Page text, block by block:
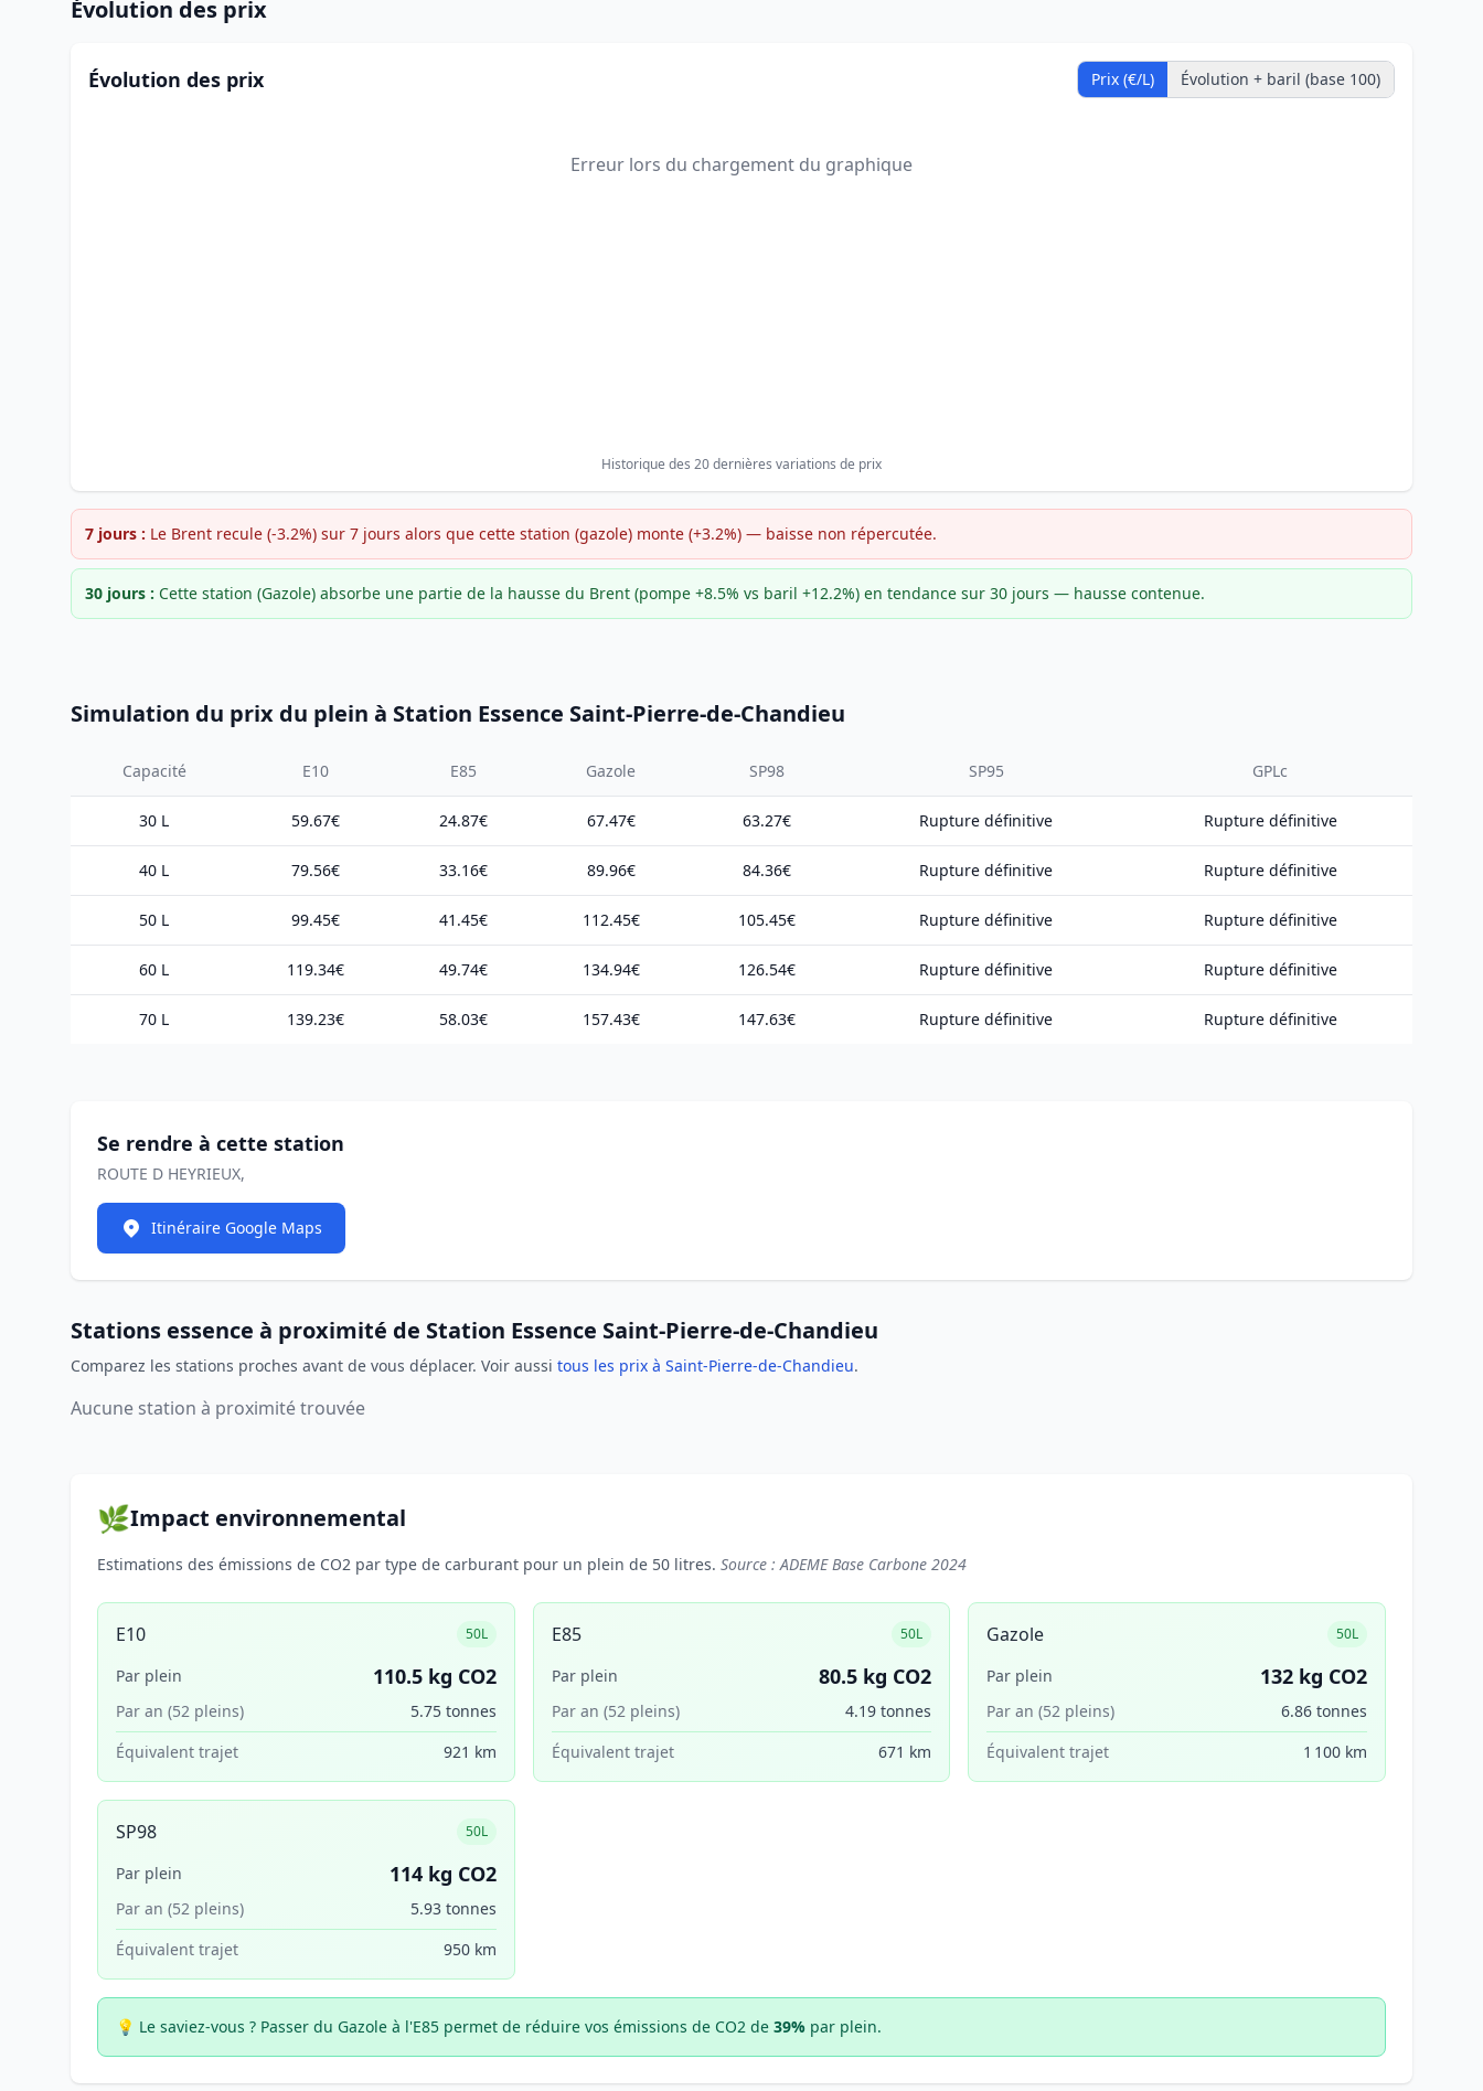
Évolution des prix
Évolution des prix Prix (€/L) Évolution + baril (base 100)
Erreur lors du chargement du graphique
Historique des 20 dernières variations de prix
7 jours : Le Brent recule (-3.2%) sur 7 jours alors que cette station (gazole) monte (+3.2%) — baisse non répercutée.
30 jours : Cette station (Gazole) absorbe une partie de la hausse du Brent (pompe +8.5% vs baril +12.2%) en tendance sur 30 jours — hausse contenue.
Simulation du prix du plein à Station Essence Saint-Pierre-de-Chandieu
Capacité E10 E85 Gazole SP98 SP95 GPLc
30 L 59.67€ 24.87€ 67.47€ 63.27€ Rupture définitive Rupture définitive
40 L 79.56€ 33.16€ 89.96€ 84.36€ Rupture définitive Rupture définitive
50 L 99.45€ 41.45€ 112.45€ 105.45€ Rupture définitive Rupture définitive
60 L 119.34€ 49.74€ 134.94€ 126.54€ Rupture définitive Rupture définitive
70 L 139.23€ 58.03€ 157.43€ 147.63€ Rupture définitive Rupture définitive
Se rendre à cette station
ROUTE D HEYRIEUX,
Itinéraire Google Maps
Stations essence à proximité de Station Essence Saint-Pierre-de-Chandieu
Comparez les stations proches avant de vous déplacer. Voir aussi tous les prix à Saint-Pierre-de-Chandieu.
Aucune station à proximité trouvée
🌿Impact environnemental
Estimations des émissions de CO2 par type de carburant pour un plein de 50 litres. Source : ADEME Base Carbone 2024
E10 50L
Par plein 110.5 kg CO2
Par an (52 pleins)
5.75 tonnes
Équivalent trajet
921 km
E85 50L
Par plein 80.5 kg CO2
Par an (52 pleins)
4.19 tonnes
Équivalent trajet
671 km
Gazole 50L
Par plein 132 kg CO2
Par an (52 pleins)
6.86 tonnes
Équivalent trajet
1 100 km
SP98 50L
Par plein 114 kg CO2
Par an (52 pleins)
5.93 tonnes
Équivalent trajet
950 km
💡 Le saviez-vous ? Passer du Gazole à l'E85 permet de réduire vos émissions de CO2 de 39% par plein.